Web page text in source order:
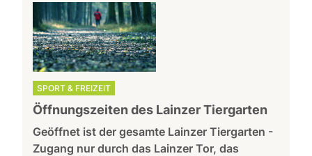
SPORT & FREIZEIT
Öffnungszeiten des Lainzer Tiergarten
Geöffnet ist der gesamte Lainzer Tiergarten -
Zugang nur durch das Lainzer Tor, das